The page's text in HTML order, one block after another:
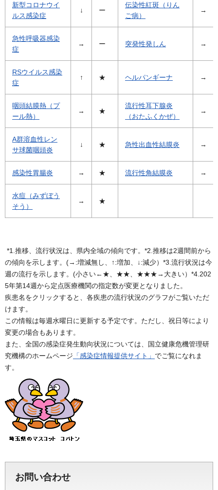
新型コロナウイ
ルス感染症
↓ ー
伝染性紅斑（りん
ご病）
→
急性呼吸器感染
症
→ ー 突発性発しん →
RSウイルス感染
症
↑ ★ ヘルパンギーナ →
咽頭結膜熱（プ
ール熱）
→ ★
流行性耳下腺炎
（おたふくかぜ）
→
A群溶血性レン
サ球菌咽頭炎
↓ ★ 急性出血性結膜炎 →
感染性胃腸炎 → ★ 流行性角結膜炎 →
水痘（みずぼう
そう）
→ ★
*1.推移、流行状況は、県内全域の傾向です。*2.推移は2週間前から
の傾向を示します。(→:増減無し、↑:増加、↓:減少）*3.流行状況は今
週の流行を示します。(小さい←★、★★、★★★→大きい）*4.202
5年第14週から定点医療機関の指定数が変更となりました。
疾患名をクリックすると、各疾患の流行状況のグラフがご覧いただ
けます。
この情報は毎週水曜日に更新する予定です。ただし、祝日等により
変更の場合もあります。
また、全国の感染症発生動向状況については、国立健康危機管理研
究機構のホームページ 「感染症情報提供サイト」 でご覧になれま
す。
お問い合わせ